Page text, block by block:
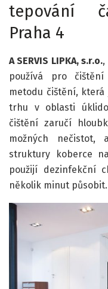
tepování
Praha 4
A SERVIS LIPKA, s.r.o.,
používá pro
metodu čištění,
trhu v oblasti
čištění zaručí
možných nečistot,
struktury koberce
použijí dezinfekční
několik minut působit.